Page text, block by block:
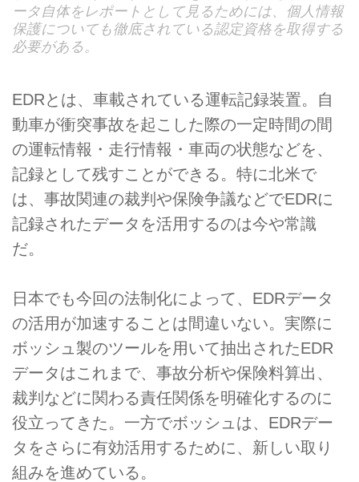
ータ自体をレポートとして見るためには、個人情報
保護についても徹底されている認定資格を取得する
必要がある。
EDRとは、車載されている運転記録装置。自
動車が衝突事故を起こした際の一定時間の間
の運転情報・走行情報・車両の状態などを、
記録として残すことができる。特に北米で
は、事故関連の裁判や保険争議などでEDRに
記録されたデータを活用するのは今や常識
だ。
日本でも今回の法制化によって、EDRデータ
の活用が加速することは間違いない。実際に
ボッシュ製のツールを用いて抽出されたEDR
データはこれまで、事故分析や保険料算出、
裁判などに関わる責任関係を明確化するのに
役立ってきた。一方でボッシュは、EDRデー
タをさらに有効活用するために、新しい取り
組みを進めている。